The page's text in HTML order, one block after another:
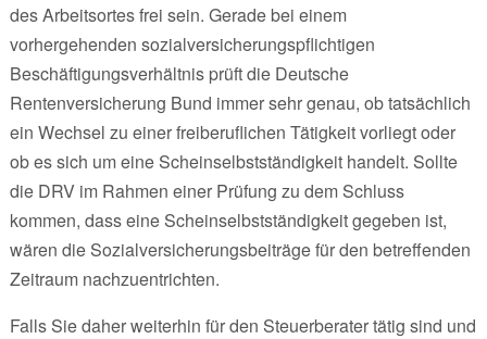
des Arbeitsortes frei sein. Gerade bei einem
vorhergehenden sozialversicherungspflichtigen
Beschäftigungsverhältnis prüft die Deutsche
Rentenversicherung Bund immer sehr genau, ob tatsächlich
ein Wechsel zu einer freiberuflichen Tätigkeit vorliegt oder
ob es sich um eine Scheinselbstständigkeit handelt. Sollte
die DRV im Rahmen einer Prüfung zu dem Schluss
kommen, dass eine Scheinselbstständigkeit gegeben ist,
wären die Sozialversicherungsbeiträge für den betreffenden
Zeitraum nachzuentrichten.
Falls Sie daher weiterhin für den Steuerberater tätig sind und